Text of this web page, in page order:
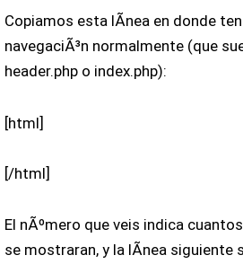
Copiamos esta lÃ­nea en donde
navegaciÃ³n normalmente (que
header.php o index.php):
[html]
[/html]
El nÃºmero que veis indica
se mostraran, y la lÃ­nea siguiente